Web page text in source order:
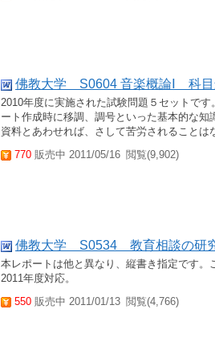
佛教大学 S0604 音楽概論Ⅰ 科目
2010年度に実施された試験問題５セットで
ート作成時に移調、調号といった基本的な
資料とあわせれば、さして苦労されることは
770 販売中 2011/05/16 閲覧(9,902)
佛教大学 S0534 教育相談の
本レポートは他と異なり、縦書き指定です
2011年度対応。
550 販売中 2011/01/13 閲覧(4,766)